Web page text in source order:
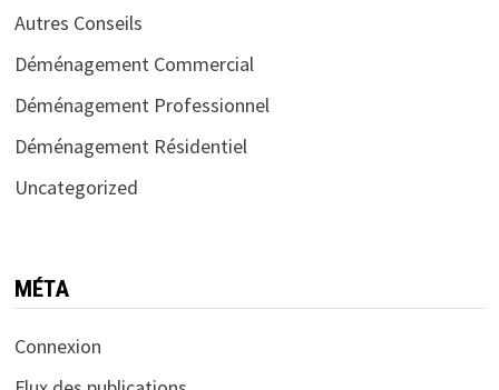
Autres Conseils
Déménagement Commercial
Déménagement Professionnel
Déménagement Résidentiel
Uncategorized
MÉTA
Connexion